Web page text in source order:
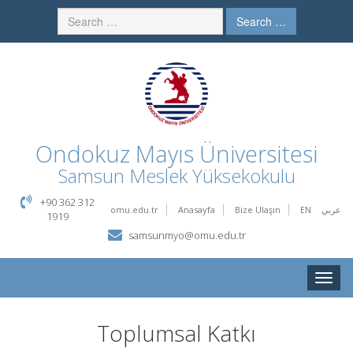
Search …
Ondokuz Mayıs Üniversitesi
Samsun Meslek Yüksekokulu
omu.edu.tr Anasayfa Bize Ulaşın EN عربي
+90 362 312
1919
samsunmyo@omu.edu.tr
Toggle
Toplumsal Katkı